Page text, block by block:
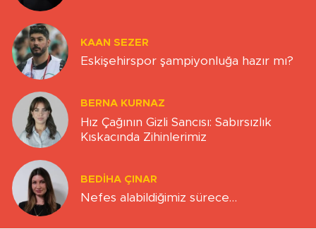
KAAN SEZER
Eskişehirspor şampiyonluğa hazır mı?
BERNA KURNAZ
Hız Çağının Gizli Sancısı: Sabırsızlık
Kıskacında Zihinlerimiz
BEDIHA ÇINAR
Nefes alabildiğimiz sürece…